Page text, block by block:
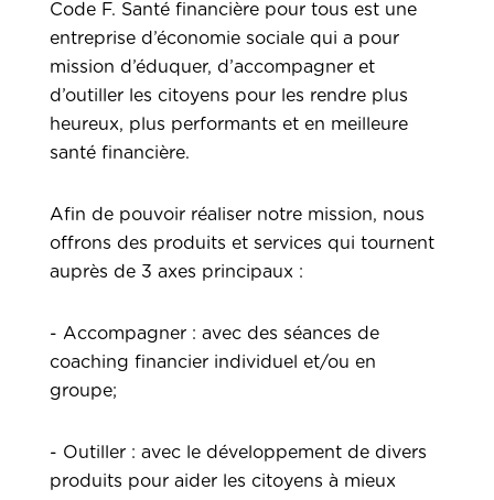
Code F. Santé financière pour tous est une
entreprise d’économie sociale qui a pour
mission d’éduquer, d’accompagner et
d’outiller les citoyens pour les rendre plus
heureux, plus performants et en meilleure
santé financière.
Afin de pouvoir réaliser notre mission, nous
offrons des produits et services qui tournent
auprès de 3 axes principaux :
- Accompagner : avec des séances de
coaching financier individuel et/ou en
groupe;
- Outiller : avec le développement de divers
produits pour aider les citoyens à mieux